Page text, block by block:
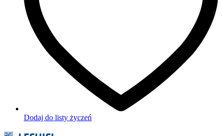
Dodaj do listy życzeń